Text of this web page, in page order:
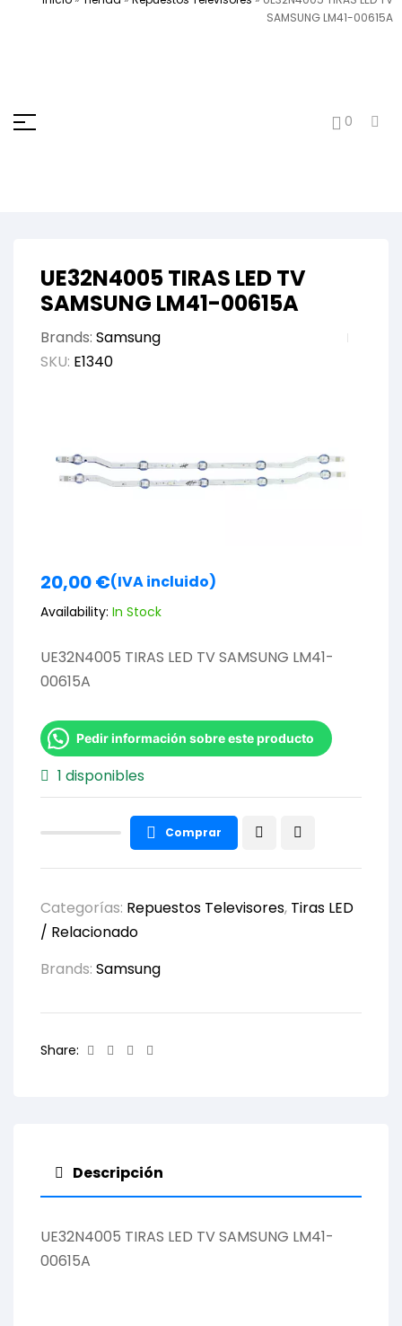
SAMSUNG LM41-00615A
0
UE32N4005 TIRAS LED TV
SAMSUNG LM41-00615A
Brands: Samsung
SKU: E1340
20,00€(IVA incluido)
Availability: In Stock
UE32N4005 TIRAS LED TV SAMSUNG LM41-
00615A
Pedir información sobre este producto
1 disponibles
Comprar
Categorías: Repuestos Televisores, Tiras LED
/ Relacionado
Brands: Samsung
Share: Facebook
TwitterLinkedin
Descripción
UE32N4005 TIRAS LED TV SAMSUNG LM41-
00615A